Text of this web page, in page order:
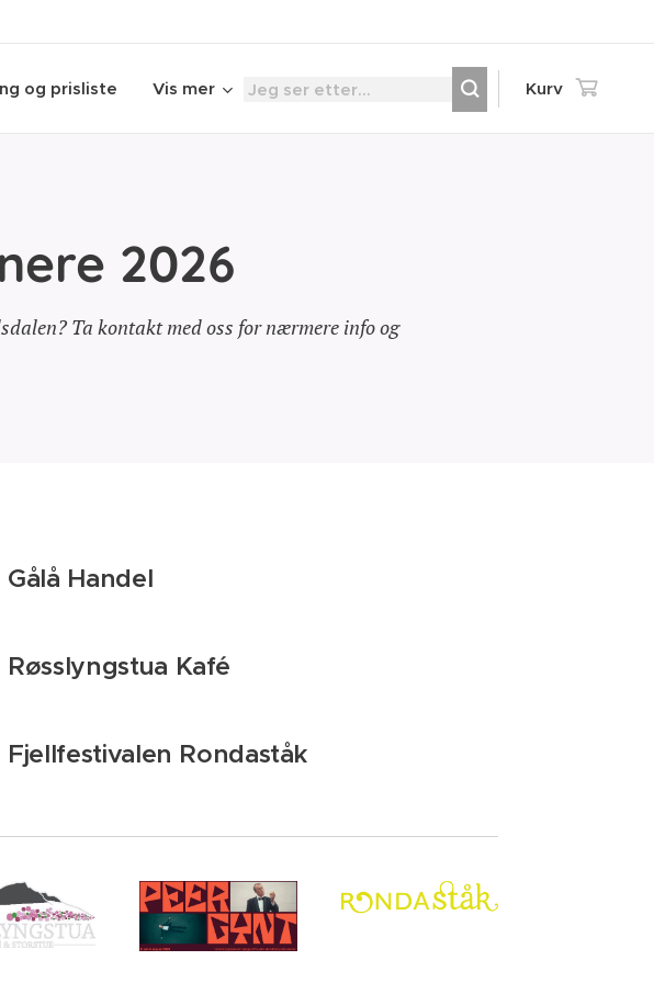
og prisliste Vis mer Kurv
2026
Ta kontakt med oss for nærmere info og
Gålå Handel
Røsslyngstua Kafé
Fjellfestivalen Rondaståk